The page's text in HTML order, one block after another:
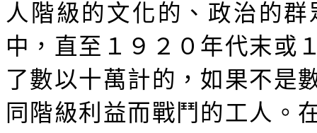
人階級的文化的、政治的
中，直至１９２０年代末或
了數以十萬計的，如果不是
同階級利益而戰鬥的工人。